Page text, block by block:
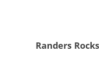
Randers